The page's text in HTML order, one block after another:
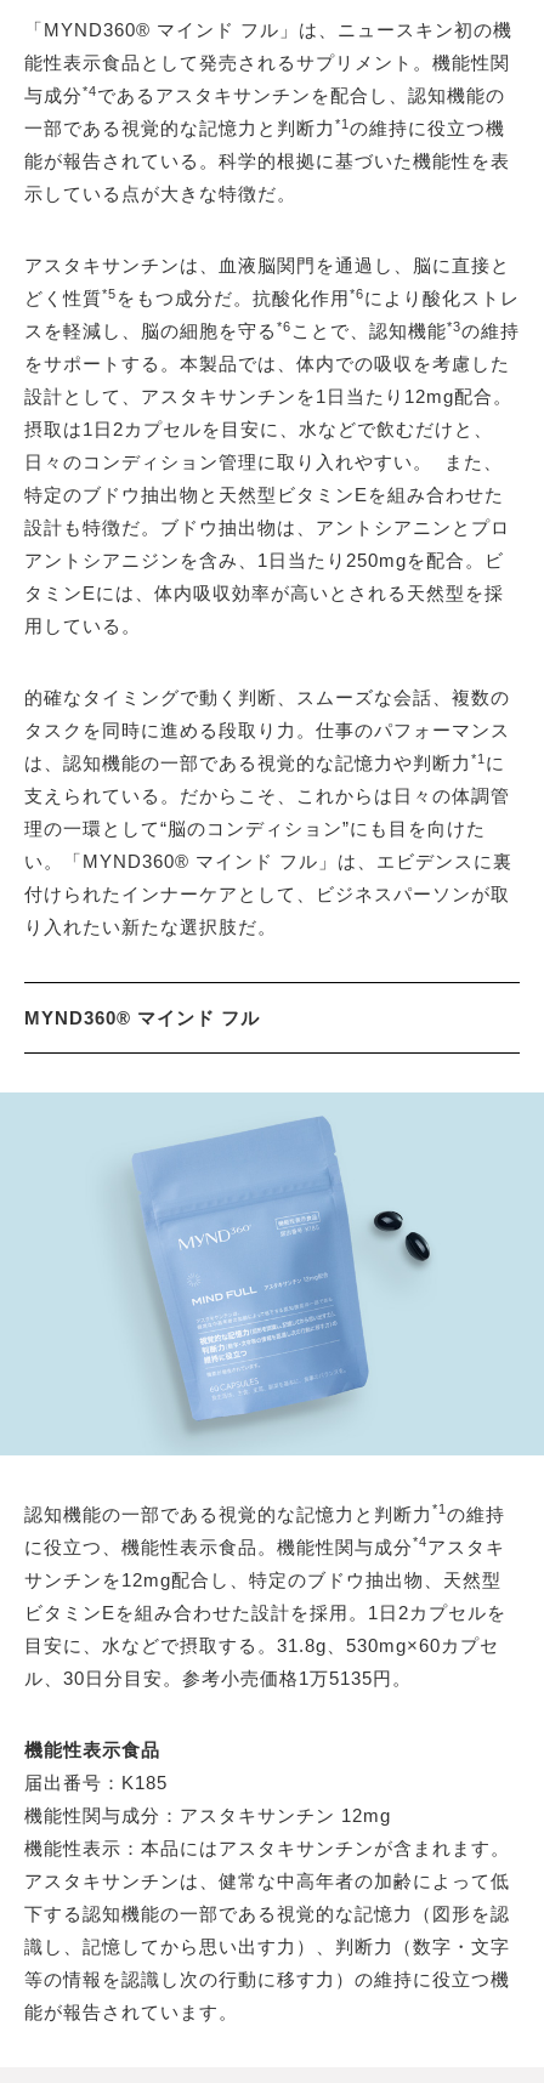
「MYND360® マインド フル」は、ニュースキン初の機
能性表示食品として発売されるサプリメント。機能性関
与成分*4であるアスタキサンチンを配合し、認知機能の
一部である視覚的な記憶力と判断力 *1 の維持に役立つ機
能が報告されている。科学的根拠に基づいた機能性を表
示している点が大きな特徴だ。
アスタキサンチンは、血液脳関門を通過し、脳に直接と
どく性質*5 をもつ成分だ。抗酸化作用*6により酸化ストレ
スを軽減し、脳の細胞を守る *6 ことで、認知機能*3の維持
をサポートする。本製品では、体内での吸収を考慮した
設計として、アスタキサンチンを1日当たり12mg配合。
摂取は1日2カプセルを目安に、水などで飲むだけと、
日々のコンディション管理に取り入れやすい。 また、
特定のブドウ抽出物と天然型ビタミンEを組み合わせた
設計も特徴だ。ブドウ抽出物は、アントシアニンとプロ
アントシアニジンを含み、1日当たり250mgを配合。ビ
タミンEには、体内吸収効率が高いとされる天然型を採
用している。
的確なタイミングで動く判断、スムーズな会話、複数の
タスクを同時に進める段取り力。仕事のパフォーマンス
は、認知機能の一部である視覚的な記憶力や判断力 *1 に
支えられている。だからこそ、これからは日々の体調管
理の一環として“脳のコンディション”にも目を向けた
い。「MYND360® マインド フル」は、エビデンスに裏
付けられたインナーケアとして、ビジネスパーソンが取
り入れたい新たな選択肢だ。
MYND360® マインド フル
認知機能の一部である視覚的な記憶力と判断力 *1の維持
に役立つ、機能性表示食品。機能性関与成分*4アスタキ
サンチンを12mg配合し、特定のブドウ抽出物、天然型
ビタミンEを組み合わせた設計を採用。1日2カプセルを
目安に、水などで摂取する。31.8g、530mg×60カプセ
ル、30日分目安。参考小売価格1万5135円。
機能性表示食品
届出番号：K185
機能性関与成分：アスタキサンチン 12mg
機能性表示：本品にはアスタキサンチンが含まれます。
アスタキサンチンは、健常な中高年者の加齢によって低
下する認知機能の一部である視覚的な記憶力（図形を認
識し、記憶してから思い出す力）、判断力（数字・文字
等の情報を認識し次の行動に移す力）の維持に役立つ機
能が報告されています。